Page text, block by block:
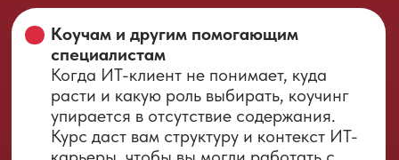
Ключ к ИТ-аудитории. Вы перестанете
терять клиентов, которые говорят на
«техническом» языке, и займёте
уникальную нишу на стыке карьерного
консультирования и ИТ-экспертизы